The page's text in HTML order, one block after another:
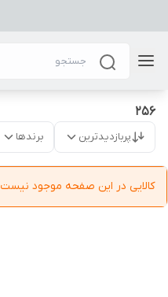
256
پربازدیدترین برندها
کالایی در این صفحه موجود نیست